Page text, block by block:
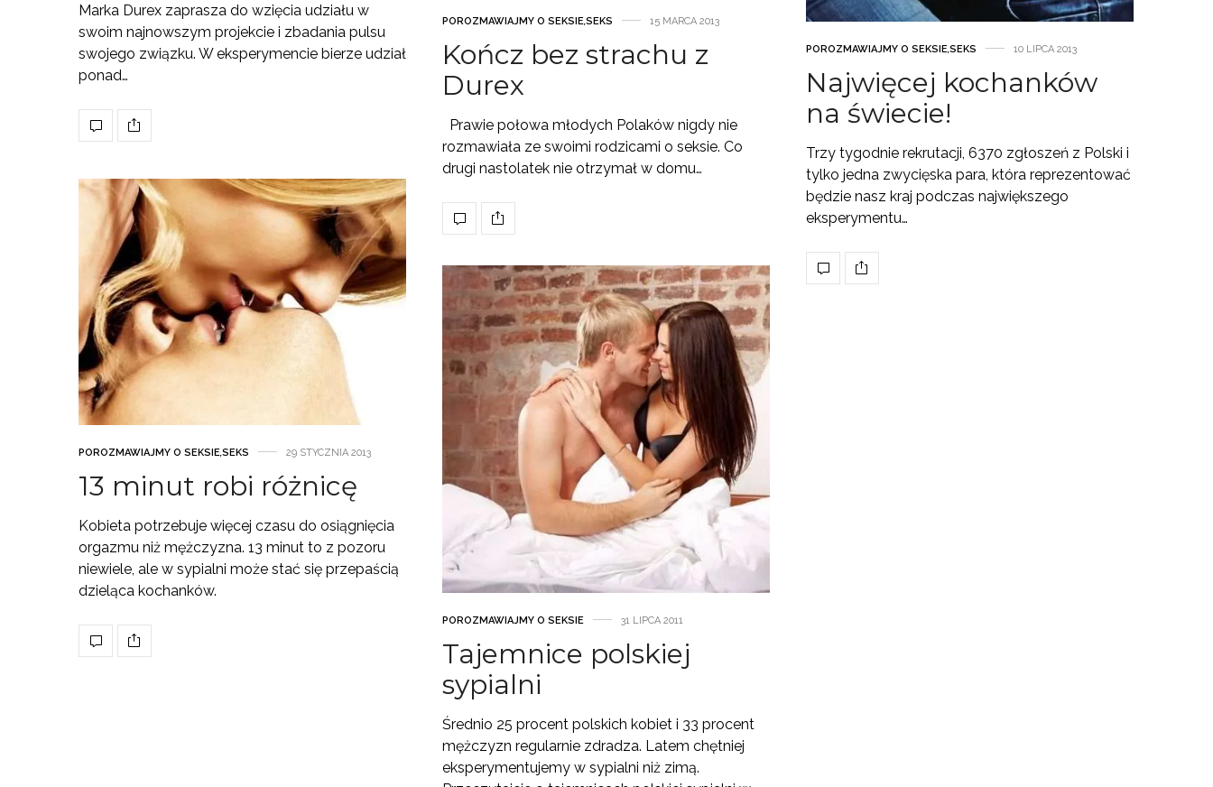
POROZMAWIAJMY O SEKSIE,SEKS 10 LIPCA 2013
Najwięcej kochanków
na świecie!
Trzy tygodnie rekrutacji, 6370 zgłoszeń z Polski i
tylko jedna zwycięska para, która reprezentować
będzie nasz kraj podczas największego
eksperymentu…
Marka Durex zaprasza do wzięcia udziału w
swoim najnowszym projekcie i zbadania pulsu
swojego związku. W eksperymencie bierze udział
ponad…
POROZMAWIAJMY O SEKSIE,SEKS 15 MARCA 2013
Kończ bez strachu z
Durex
Prawie połowa młodych Polaków nigdy nie
rozmawiała ze swoimi rodzicami o seksie. Co
drugi nastolatek nie otrzymał w domu…
POROZMAWIAJMY O SEKSIE SEKS 29 STYCZNIA 2013
13 minut robi różnicę
Kobieta potrzebuje więcej czasu do osiągnięcia
orgazmu niż mężczyzna. 13 minut to z pozoru
niewiele, ale w sypialni może stać się przepaścią
dzieląca kochanków.
POROZMAWIAJMY O SEKSIE 31 LIPCA 2011
Tajemnice polskiej
sypialni
Średnio 25 procent polskich kobiet i 33 procent
mężczyzn regularnie zdradza. Latem chętniej
eksperymentujemy w sypialni niż zimą.